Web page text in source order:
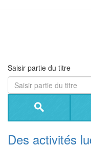
Saisir partie du titre
Des activités